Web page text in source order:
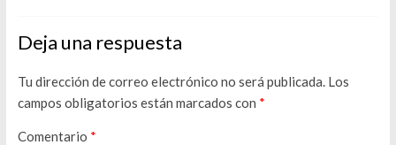
Deja una respuesta
Tu dirección de correo electrónico no será publicada. Los
campos obligatorios están marcados con *
Comentario *